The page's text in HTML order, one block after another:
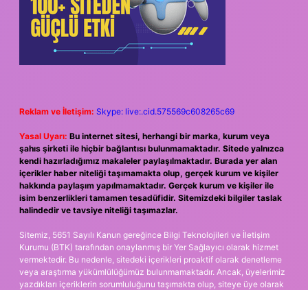
Reklam ve İletişim: Skype: live:.cid.575569c608265c69
Yasal Uyarı: Bu internet sitesi, herhangi bir marka, kurum veya
şahıs şirketi ile hiçbir bağlantısı bulunmamaktadır. Sitede yalnızca
kendi hazırladığımız makaleler paylaşılmaktadır. Burada yer alan
içerikler haber niteliği taşımamakta olup, gerçek kurum ve kişiler
hakkında paylaşım yapılmamaktadır. Gerçek kurum ve kişiler ile
isim benzerlikleri tamamen tesadüfidir. Sitemizdeki bilgiler taslak
halindedir ve tavsiye niteliği taşımazlar.
Sitemiz, 5651 Sayılı Kanun gereğince Bilgi Teknolojileri ve İletişim
Kurumu (BTK) tarafından onaylanmış bir Yer Sağlayıcı olarak hizmet
vermektedir. Bu nedenle, sitedeki içerikleri proaktif olarak denetleme
veya araştırma yükümlülüğümüz bulunmamaktadır. Ancak, üyelerimiz
yazdıkları içeriklerin sorumluluğunu taşımakta olup, siteye üye olarak